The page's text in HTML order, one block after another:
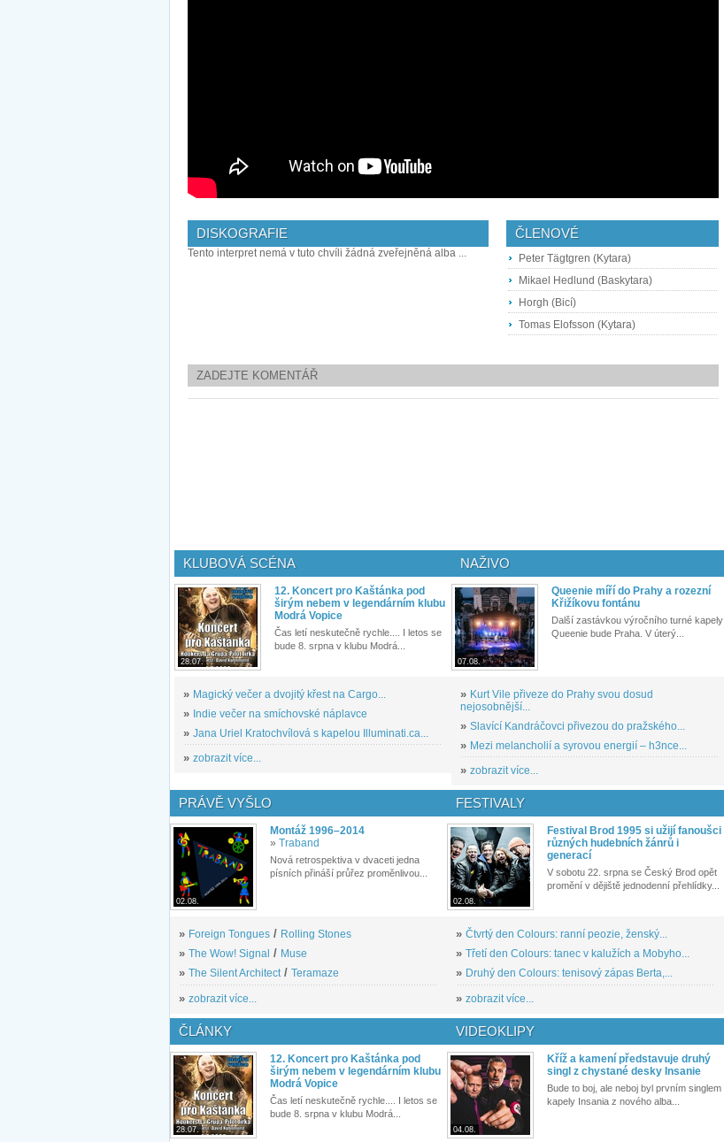
DISKOGRAFIE
Tento interpret nemá v tuto chvíli žádná zveřejněná alba ...
ČLENOVÉ
Peter Tägtgren (Kytara)
Mikael Hedlund (Baskytara)
Horgh (Bicí)
Tomas Elofsson (Kytara)
ZADEJTE KOMENTÁŘ
KLUBOVÁ SCÉNA
28.07.
12. Koncert pro Kaštánka pod
širým nebem v legendárním klubu
Modrá Vopice
Čas letí neskutečně rychle.... I letos se
bude 8. srpna v klubu Modrá...
» Magický večer a dvojitý křest na Cargo...
» Indie večer na smíchovské náplavce
» Jana Uriel Kratochvílová s kapelou Illuminati.ca...
» zobrazit více...
NAŽIVO
07.08.
Queenie míří do Prahy a rozezní
Křižíkovu fontánu
Další zastávkou výročního turné kapely
Queenie bude Praha. V úterý...
» Kurt Vile přiveze do Prahy svou dosud
nejosobnější...
» Slavící Kandráčovci přivezou do pražského...
» Mezi melancholií a syrovou energií – h3nce...
» zobrazit více...
PRÁVĚ VYŠLO
02.08.
Montáž 1996–2014
» Traband
Nová retrospektiva v dvaceti jedna
písních přináší průřez proměnlivou...
» Foreign Tongues / Rolling Stones
» The Wow! Signal / Muse
» The Silent Architect/ Teramaze
» zobrazit více...
FESTIVALY
02.08.
Festival Brod 1995 si užijí fanoušci
různých hudebních žánrů i
generací
V sobotu 22. srpna se Český Brod opět
promění v dějiště jednodenní přehlídky...
» Čtvrtý den Colours: ranní peozie, ženský...
» Třetí den Colours: tanec v kalužích a Mobyho...
» Druhý den Colours: tenisový zápas Berta,...
» zobrazit více...
ČLÁNKY
28.07.
12. Koncert pro Kaštánka pod
širým nebem v legendárním klubu
Modrá Vopice
Čas letí neskutečně rychle.... I letos se
bude 8. srpna v klubu Modrá...
VIDEOKLIPY
04.08.
Kříž a kamení představuje druhý
singl z chystané desky Insanie
Bude to boj, ale neboj byl prvním singlem
kapely Insania z nového alba...